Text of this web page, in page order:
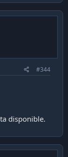
#344
disponible.